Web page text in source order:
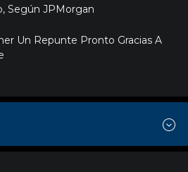
Según JPMorgan
Un Repunte Pronto Gracias A